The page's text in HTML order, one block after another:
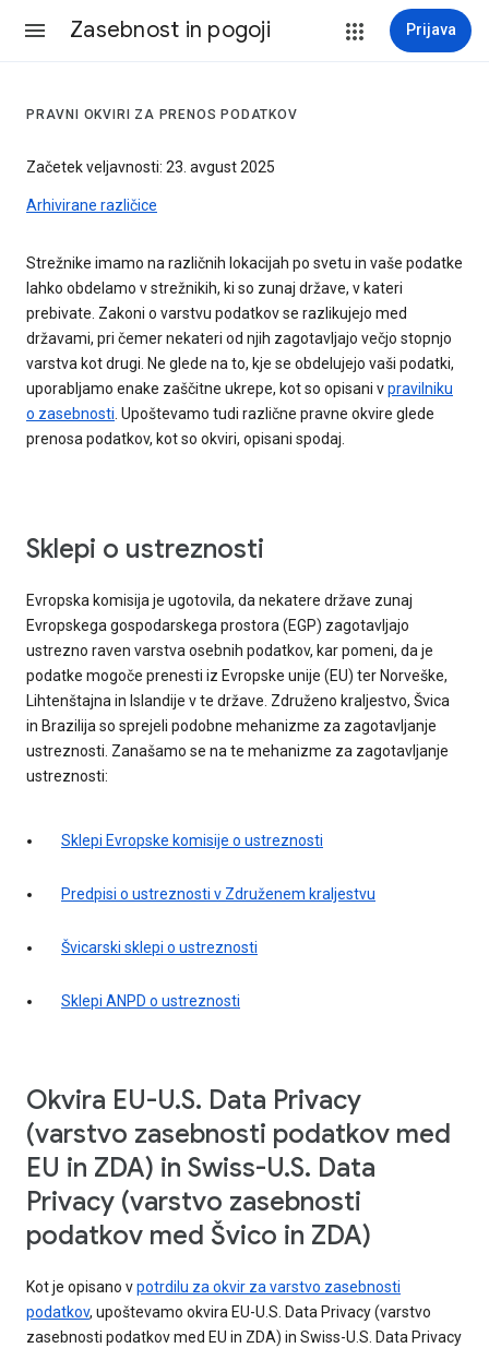
Zasebnost in pogoji Prijava
PRAVNI OKVIRI ZA PRENOS PODATKOV
Začetek veljavnosti: 23. avgust 2025
Arhivirane različice
Strežnike imamo na različnih lokacijah po svetu in vaše podatke
lahko obdelamo v strežnikih, ki so zunaj države, v kateri
prebivate. Zakoni o varstvu podatkov se razlikujejo med
državami, pri čemer nekateri od njih zagotavljajo večjo stopnjo
varstva kot drugi. Ne glede na to, kje se obdelujejo vaši podatki,
uporabljamo enake zaščitne ukrepe, kot so opisani vpravilniku
o zasebnosti. Upoštevamo tudi različne pravne okvire glede
prenosa podatkov, kot so okviri, opisani spodaj.
Sklepi o ustreznosti
Evropska komisija je ugotovila, da nekatere države zunaj
Evropskega gospodarskega prostora (EGP) zagotavljajo
ustrezno raven varstva osebnih podatkov, kar pomeni, da je
podatke mogoče prenesti iz Evropske unije (EU) ter Norveške,
Lihtenštajna in Islandije v te države. Združeno kraljestvo, Švica
in Brazilija so sprejeli podobne mehanizme za zagotavljanje
ustreznosti. Zanašamo se na te mehanizme za zagotavljanje
ustreznosti:
Sklepi Evropske komisije o ustreznosti
Predpisi o ustreznosti v Združenem kraljestvu
Švicarski sklepi o ustreznosti
Sklepi ANPD o ustreznosti
Okvira EU-U.S. Data Privacy
(varstvo zasebnosti podatkov med
EU in ZDA) in Swiss-U.S. Data
Privacy (varstvo zasebnosti
podatkov med Švico in ZDA)
Kot je opisano vpotrdilu za okvir za varstvo zasebnosti
podatkov, upoštevamo okvira EU-U.S. Data Privacy (varstvo
zasebnosti podatkov med EU in ZDA) in Swiss-U.S. Data Privacy